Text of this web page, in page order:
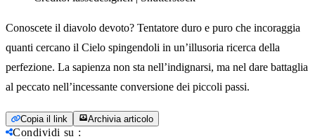
Conoscete il diavolo devoto? Tentatore duro e puro che incoraggia
quanti cercano il Cielo spingendoli in un’illusoria ricerca della
perfezione. La sapienza non sta nell’indignarsi, ma nel dare battaglia
al peccato nell’incessante conversione dei piccoli passi.
Copia il link Archivia articolo
Condividi su :